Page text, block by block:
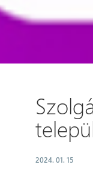
2024. 01. 15